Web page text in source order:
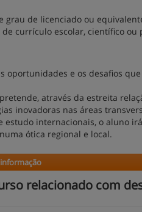
grau de licenciado ou
de currículo escolar, científico
oportunidades e os desafios
através da estreita
inovadoras nas áreas
estudo internacionais, o aluno
ótica regional e local.
relacionado com